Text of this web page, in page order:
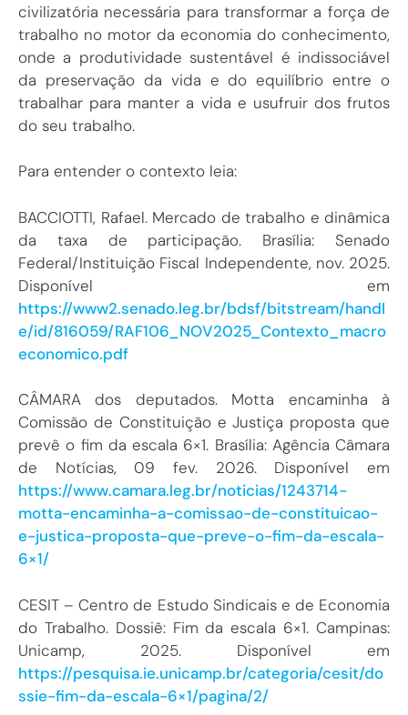
civilizatória necessária para transformar a força de
trabalho no motor da economia do conhecimento,
onde a produtividade sustentável é indissociável
da preservação da vida e do equilíbrio entre o
trabalhar para manter a vida e usufruir dos frutos
do seu trabalho.
Para entender o contexto leia:
BACCIOTTI, Rafael. Mercado de trabalho e dinâmica
da taxa de participação. Brasília: Senado
Federal/Instituição Fiscal Independente, nov. 2025.
Disponível em
https://www2.senado.leg.br/bdsf/bitstream/handl
e/id/816059/RAF106_NOV2025_Contexto_macro
economico.pdf
CÂMARA dos deputados. Motta encaminha à
Comissão de Constituição e Justiça proposta que
prevê o fim da escala 6×1. Brasília: Agência Câmara
de Notícias, 09 fev. 2026. Disponível em
https://www.camara.leg.br/noticias/1243714-
motta-encaminha-a-comissao-de-constituicao-
e-justica-proposta-que-preve-o-fim-da-escala-
6×1/
CESIT – Centro de Estudo Sindicais e de Economia
do Trabalho. Dossiê: Fim da escala 6×1. Campinas:
Unicamp, 2025. Disponível em
https://pesquisa.ie.unicamp.br/categoria/cesit/do
ssie-fim-da-escala-6×1/pagina/2/